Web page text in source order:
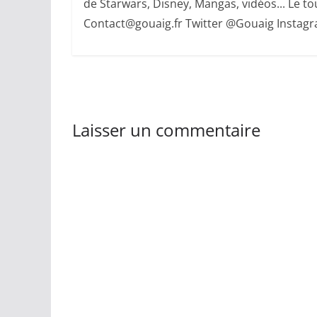
de Starwars, Disney, Mangas, vidéos... Le
Contact@gouaig.fr Twitter @Gouaig
Laisser un commentaire